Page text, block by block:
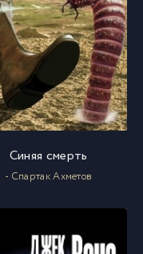
Синяя смерть
- Спартак Ахметов